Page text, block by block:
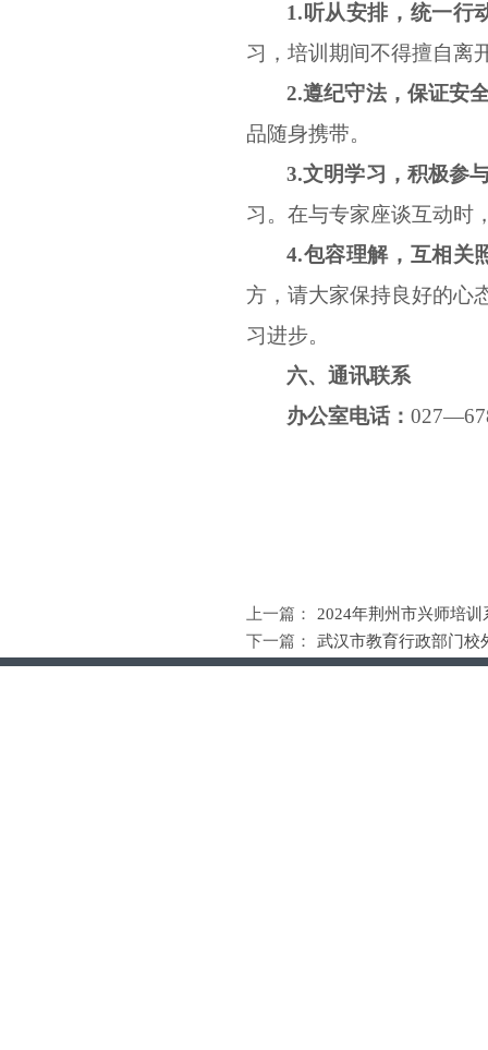
1.听从安排，统一行
习，培训期间不得擅自离
2.遵纪守法，保证安
品随身携带。
3.文明学习，积极参
习。在与专家座谈互动时
4.包容理解，互相关
方，请大家保持良好的心
习进步。
六、 通讯联系
办公室电话：
上一篇：
2024年荆州市兴师培
下一篇：
武汉市教育行政部门校